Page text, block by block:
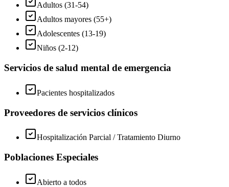
Adultos (31-54)
Adultos mayores (55+)
Adolescentes (13-19)
Niños (2-12)
Servicios de salud mental de emergencia
Pacientes hospitalizados
Proveedores de servicios clínicos
Hospitalización Parcial / Tratamiento Diurno
Poblaciones Especiales
Abierto a todos